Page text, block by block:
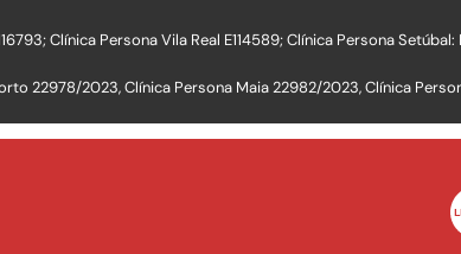
Clínica Persona Vila Real E114589; Clínica Persona
22978/2023, Clínica Persona Maia 22982/2023, Clínica